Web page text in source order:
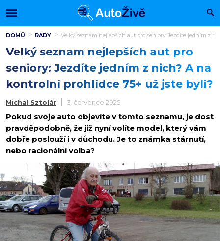
DOMŮ RADY Velký seznam nejlepších aut pro seniory: Jezdíte jedním z
Velký seznam nejlepších aut pro
seniory: Jezdíte jedním z nich? A na
kontrolní prohlídce 75+ už jste byli?
Michal Sztolár 3. července 2025
Pokud svoje auto objevíte v tomto seznamu, je dost
pravděpodobně, že již nyní volíte model, který vám
dobře poslouží i v důchodu. Je to známka stárnutí,
nebo racionální volba?